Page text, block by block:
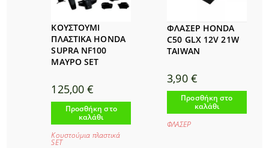
ΚΟΥΣΤΟΥΜΙ
ΠΛΑΣΤΙΚΑ HONDA
SUPRA NF100
ΜΑΥΡΟ SET
125,00€
Προσθήκη στο
καλάθι
Κουστούμια πλαστικά
SET
ΦΛΑΣΕΡ HONDA
C50 GLX 12V 21W
TAIWAN
3,90 €
Προσθήκη στο
καλάθι
ΦΛΑΣΕΡ